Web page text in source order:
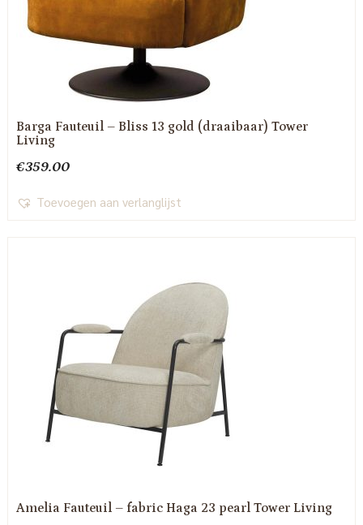
Barga Fauteuil – Bliss 13 gold (draaibaar) Tower
Living
€359.00
Toevoegen aan verlanglijst
Amelia Fauteuil – fabric Haga 23 pearl Tower Living